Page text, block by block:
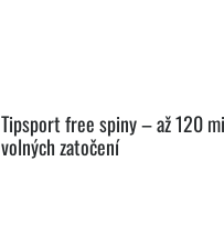
Tipsport free spiny – až 120
volných zatočení